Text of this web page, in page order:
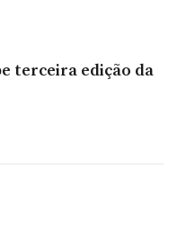
terceira edição da